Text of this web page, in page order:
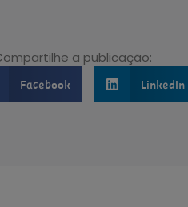
a publicação:
Facebook LinkedIn